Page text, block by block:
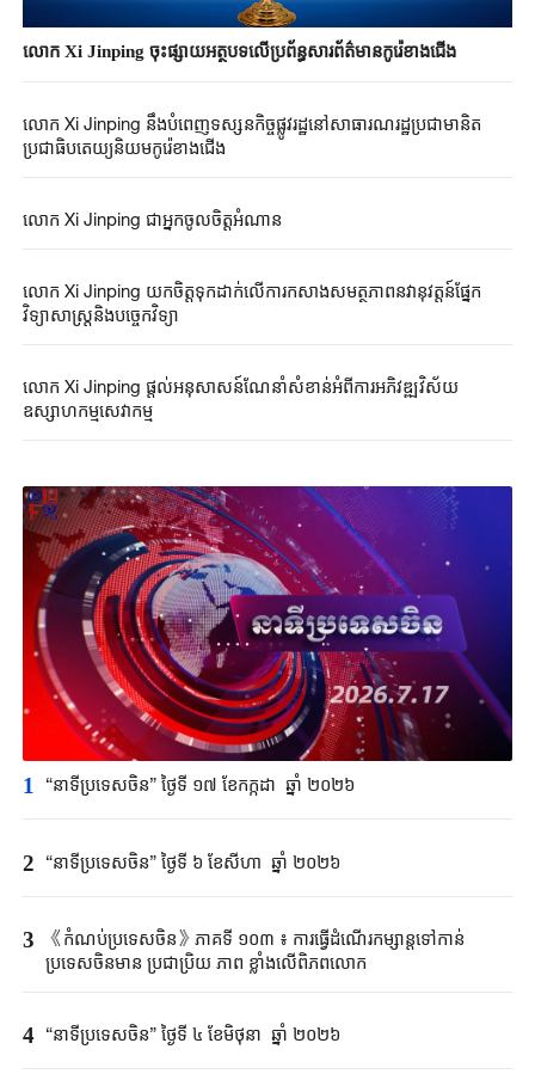
លោក Xi Jinping ចុះផ្សាយអត្ថបទលើប្រព័ន្ធសារព័ត៌មានកូរ៉េខាងជើង
លោក Xi Jinping នឹងបំពេញទស្សនកិច្ចផ្លូវរដ្ឋនៅសាធារណរដ្ឋប្រជាមានិត
ប្រជាធិបតេយ្យនិយមកូរ៉េខាងជើង
លោក Xi Jinping ជាអ្នកចូលចិត្តអំណាន
លោក Xi Jinping យកចិត្តទុកដាក់លើការកសាងសមត្ថភាពនវានុវត្តន៍ផ្នែក
វិទ្យាសាស្ត្រនិងបច្ចេកវិទ្យា
លោក Xi Jinping ផ្តល់អនុសាសន៍ណែនាំសំខាន់អំពីការអភិវឌ្ឍវិស័យ
ឧស្សាហកម្មសេវាកម្ម
1 “នាទីប្រទេសចិន” ថ្ងៃទី ១៧ ខែកក្កដា ឆ្នាំ ២០២៦
2 “នាទីប្រទេសចិន” ថ្ងៃទី ៦ ខែសីហា ឆ្នាំ ២០២៦
3
《កំណប់ប្រទេស​ចិន​》ភាគទី ១០៣ ៖ ការធ្វើដំណើរកម្សាន្ត​ទៅ​កាន់​
ប្រទេស​ចិនមាន ប្រជាប្រិយ ភាព ខ្លាំងលើពិភពលោក
4 “នាទីប្រទេសចិន” ថ្ងៃទី ៤ ខែមិថុនា ឆ្នាំ ២០២៦